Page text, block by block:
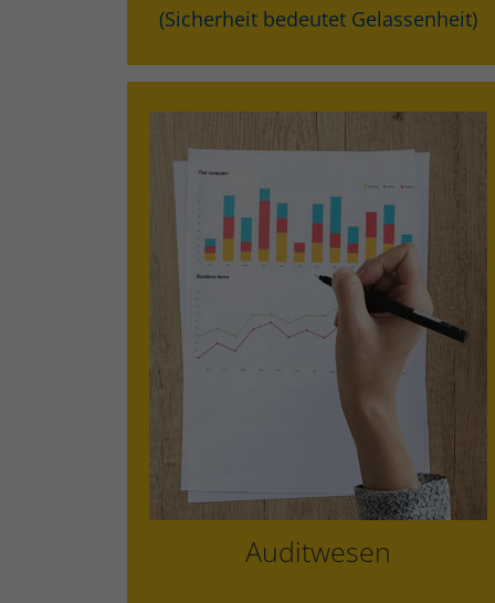
(Sicherheit bedeutet Gelassenheit)
Auditwesen
internes Audit
Lieferanten Audit
Konformitäts- & Legal Compliance